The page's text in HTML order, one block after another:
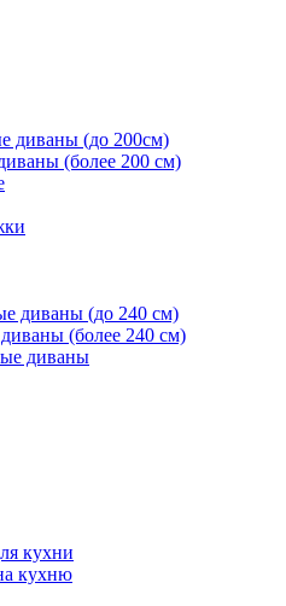
диваны (до 200см)
(более 200 см)
диваны (до 240 см)
(более 240 см)
диваны
кухни
кухню